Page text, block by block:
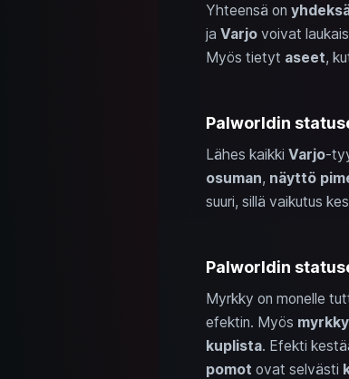
Yhteensä on
ja Varjovoivat
Myös tietyt aseet,
Palworldin
Lähes kaikki Varjo-
osuman, näyttö
suuri, sillä vaikutus
Palworldin
Myrkky on monelle
efektin. Myös
kuplista. Efekti
pomot ovat selvästi